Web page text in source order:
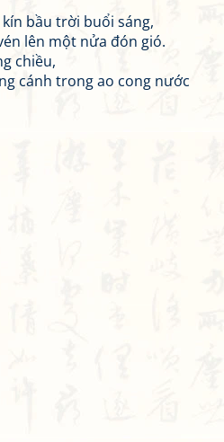
bầu trời buổi sáng,
lên một nửa đón gió.
chiều,
cánh trong ao cong nước